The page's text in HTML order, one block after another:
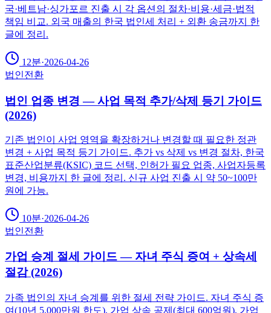
국·베트남·싱가포르 진출 시 각 옵션의 절차·비용·세금·법적
책임 비교. 외국 매출의 한국 법인세 처리 + 외환 송금까지 한
글에 정리.
12분·2026-04-26
법인전환
법인 업종 변경 — 사업 목적 추가/삭제 등기 가이드
(2026)
기존 법인이 사업 영역을 확장하거나 변경할 때 필요한 정관
변경 + 사업 목적 등기 가이드. 추가 vs 삭제 vs 변경 절차, 한국
표준산업분류(KSIC) 코드 선택, 인허가 필요 업종, 사업자등록
변경, 비용까지 한 글에 정리. 신규 사업 진출 시 약 50~100만
원에 가능.
10분·2026-04-26
법인전환
가업 승계 절세 가이드 — 자녀 주식 증여 + 상속세
절감 (2026)
가족 법인의 자녀 승계를 위한 절세 전략 가이드. 자녀 주식 증
여(10년 5,000만원 한도), 가업 상속 공제(최대 600억원), 가업